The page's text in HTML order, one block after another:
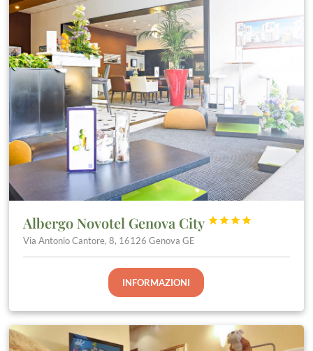
Albergo Novotel Genova City 



Via Antonio Cantore, 8, 16126 Genova GE
INFORMAZIONI